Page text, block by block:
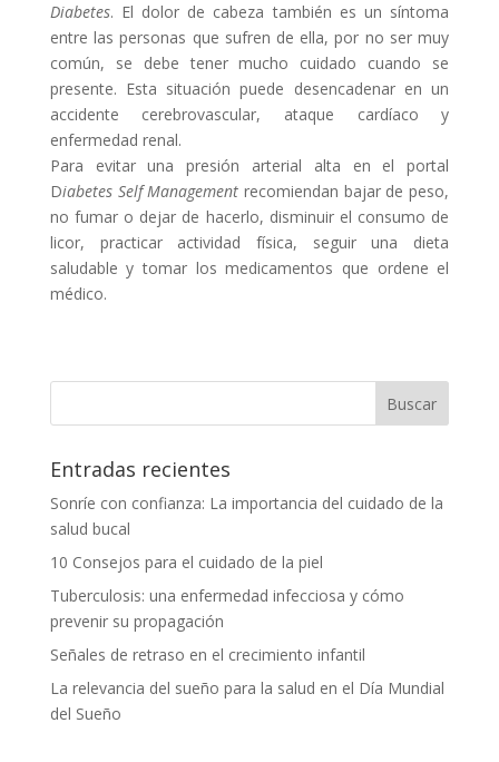
Diabetes. El dolor de cabeza también es un síntoma
entre las personas que sufren de ella, por no ser muy
común, se debe tener mucho cuidado cuando se
presente. Esta situación puede desencadenar en un
accidente cerebrovascular, ataque cardíaco y
enfermedad renal.
Para evitar una presión arterial alta en el portal
Diabetes Self Management recomiendan bajar de peso,
no fumar o dejar de hacerlo, disminuir el consumo de
licor, practicar actividad física, seguir una dieta
saludable y tomar los medicamentos que ordene el
médico.
Entradas recientes
Sonríe con confianza: La importancia del cuidado de la
salud bucal
10 Consejos para el cuidado de la piel
Tuberculosis: una enfermedad infecciosa y cómo
prevenir su propagación
Señales de retraso en el crecimiento infantil
La relevancia del sueño para la salud en el Día Mundial
del Sueño